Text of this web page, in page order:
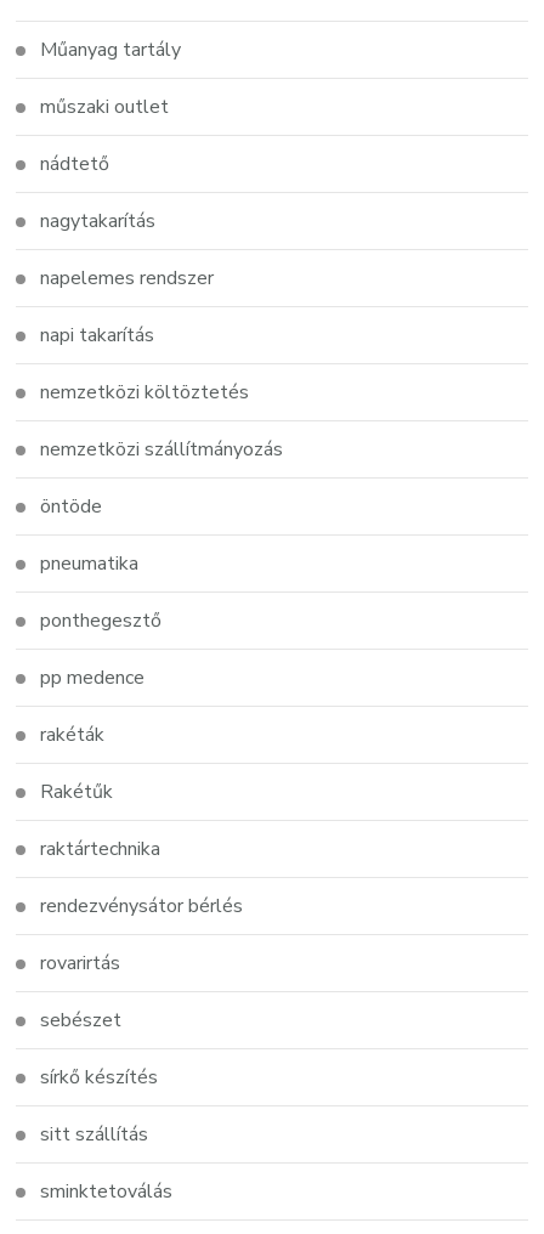
Műanyag tartály
műszaki outlet
nádtető
nagytakarítás
napelemes rendszer
napi takarítás
nemzetközi költöztetés
nemzetközi szállítmányozás
öntöde
pneumatika
ponthegesztő
pp medence
rakéták
Rakétűk
raktártechnika
rendezvénysátor bérlés
rovarirtás
sebészet
sírkő készítés
sitt szállítás
sminktetoválás